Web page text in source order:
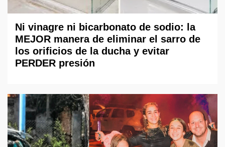
Ni vinagre ni bicarbonato de sodio: la
MEJOR manera de eliminar el sarro de
los orificios de la ducha y evitar
PERDER presión